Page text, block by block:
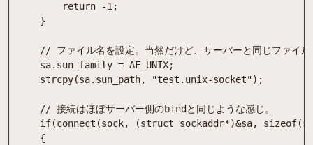
return
-1 ;
}
sa. sun_family = AF_UNIX;
strcpy(sa. sun_path, "test.unix-socket") ;
if(connect (sock, (struct sockaddr*)&sa, sizeof(
{